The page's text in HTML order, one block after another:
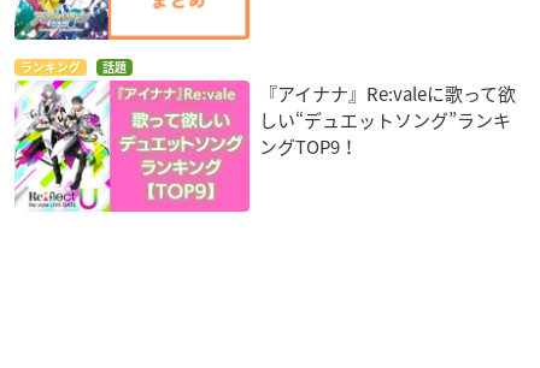
ランキング 話題
『アイナナ』Re:valeに歌って欲
しい“デュエットソング”ランキ
ングTOP9！